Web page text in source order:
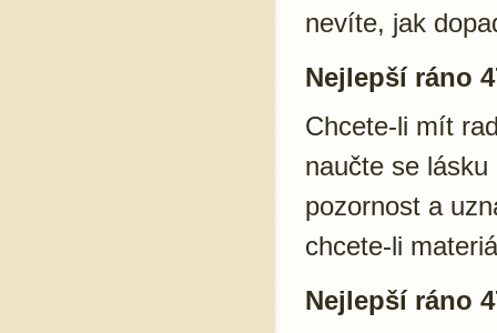
nevíte, jak
Nejlepší ráno
Chcete-li mít
naučte se
pozornost a
chcete-li
Nejlepší ráno